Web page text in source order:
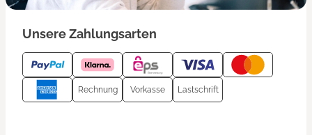
Unsere Zahlungsarten
Rechnung Vorkasse Lastschrift